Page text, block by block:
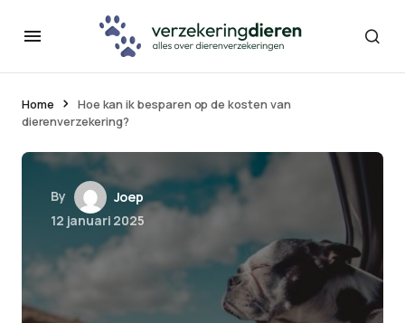
Home
Hoe kan ik besparen op de kosten van
dierenverzekering?
By
Joep
12 januari 2025